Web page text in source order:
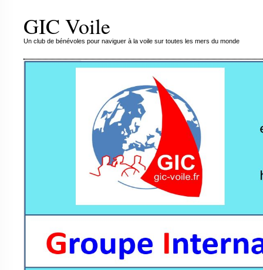
GIC Voile
Un club de bénévoles pour naviguer à la voile sur toutes les mers du monde